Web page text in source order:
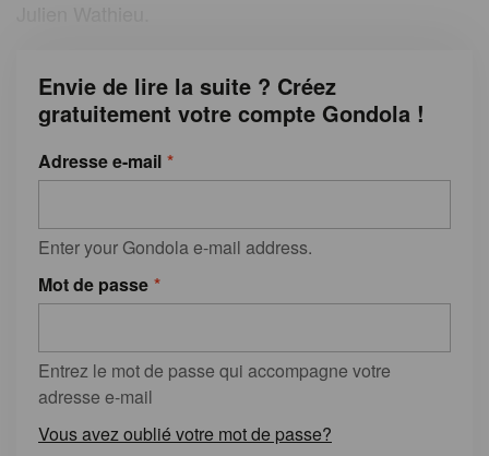
Envie de lire la suite ? Créez
gratuitement votre compte Gondola !
Adresse e-mail
Enter your Gondola e-mail address.
Mot de passe
Entrez le mot de passe qui accompagne votre
adresse e-mail
Vous avez oublié votre mot de passe?